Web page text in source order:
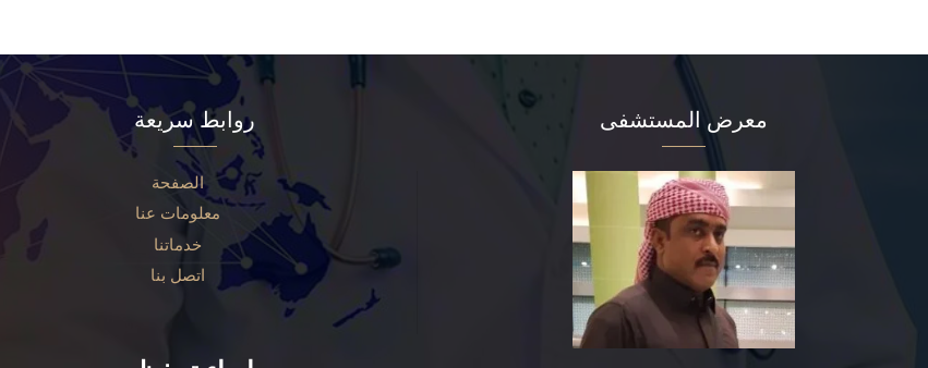
روابط سريعة
الصفحة
معلومات عنا
خدماتنا
اتصل بنا
معرض المستشفى